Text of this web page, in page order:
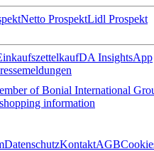
Netto ProspektLidl Prospekt
kaufDA InsightsApp
of Bonial International
information
DatenschutzKontaktAGB